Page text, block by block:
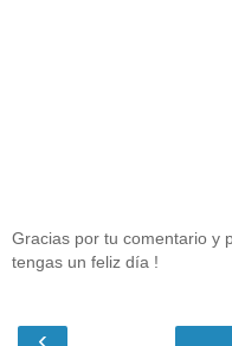
Gracias por tu comentario y
tengas un feliz día !
‹